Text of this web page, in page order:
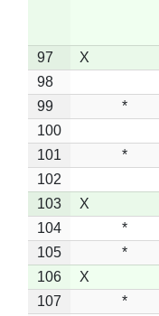
97 X
98
99
*
100
101
*
102
103
X
104
*
105
*
106
X
107
*